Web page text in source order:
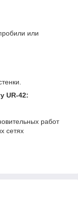
или
UR-42:
работ
сетях